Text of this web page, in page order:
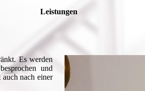
Leistungen
Es werden
und
nach einer